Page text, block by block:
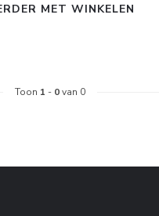
MET WINKELEN
Toon 1 - 0van 0